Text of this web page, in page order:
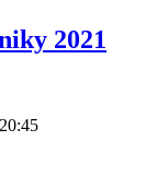
2021